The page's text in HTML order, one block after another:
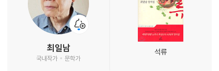
최일남
국내작가 문학가
석류